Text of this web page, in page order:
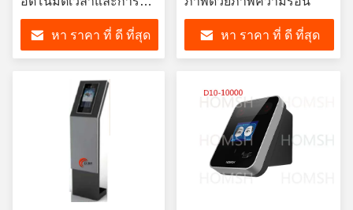
เข้าร่วม
หา ราคา ที่ ดี ที่สุด
หา ราคา ที่ ดี ที่สุด